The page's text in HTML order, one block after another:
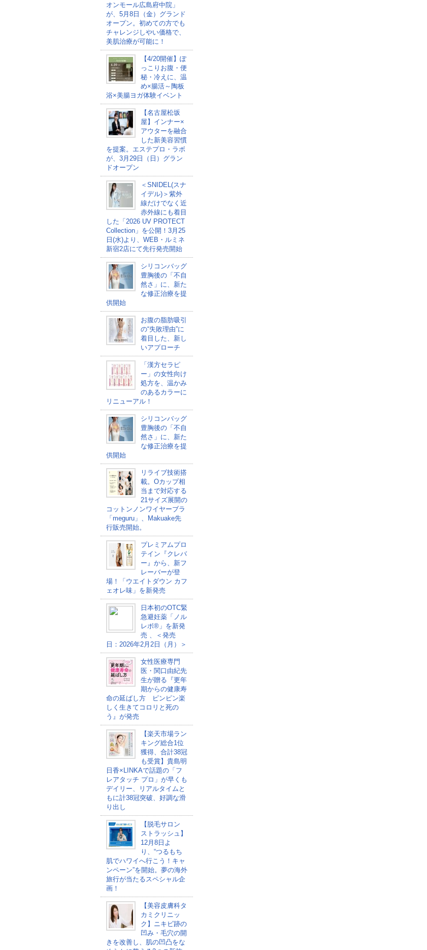
オンモール広島府中院」
が、5月8日（金）グランド
オープン。初めての方でも
チャレンジしやい価格で、
美肌治療が可能に！
【4/20開催】ぽ
っこりお腹・便
秘・冷えに、温
め×腸活～陶板
浴×美腸ヨガ体験イベント
【名古屋松坂
屋】インナー×
アウターを融合
した新美容習慣
を提案。エステプロ・ラボ
が、3月29日（日）グラン
ドオープン
＜SNIDEL(スナ
イデル)＞紫外
線だけでなく近
赤外線にも着目
した「2026 UV PROTECT
Collection」を公開！3月25
日(水)より、WEB・ルミネ
新宿2店にて先行発売開始
シリコンバッグ
豊胸後の「不自
然さ」に、新た
な修正治療を提
供開始
お腹の脂肪吸引
の“失敗理由”に
着目した、新し
いアプローチ
「漢方セラピ
ー」の女性向け
処方を、温かみ
のあるカラーに
リニューアル！
シリコンバッグ
豊胸後の「不自
然さ」に、新た
な修正治療を提
供開始
リライブ技術搭
載。Oカップ相
当まで対応する
21サイズ展開の
コットンノンワイヤーブラ
「meguru」、Makuake先
行販売開始。
プレミアムプロ
テイン『クレバ
ー』から、新フ
レーバーが登
場！「ウエイトダウン カフ
ェオレ味」を新発売
日本初のOTC緊
急避妊薬「ノル
レボ®」を新発
売 、＜発売
日：2026年2月2日（月）＞
女性医療専門
医・関口由紀先
生が贈る『更年
期からの健康寿
命の延ばし方 ピンピン楽
しく生きてコロリと死の
う』が発売
【楽天市場ラン
キング総合1位
獲得、合計38冠
も受賞】貴島明
日香×LINKAで話題の「フ
レアタッチ プロ」が早くも
デイリー、リアルタイムと
もに計38冠突破、好調な滑
り出し
【脱毛サロン
ストラッシュ】
12月8日よ
り、“つるもち
肌でハワイへ行こう！キャ
ンペーン”を開始。夢の海外
旅行が当たるスペシャル企
画！
【美容皮膚科タ
カミクリニッ
ク】ニキビ跡の
凹み・毛穴の開
きを改善し、肌の凹凸をな